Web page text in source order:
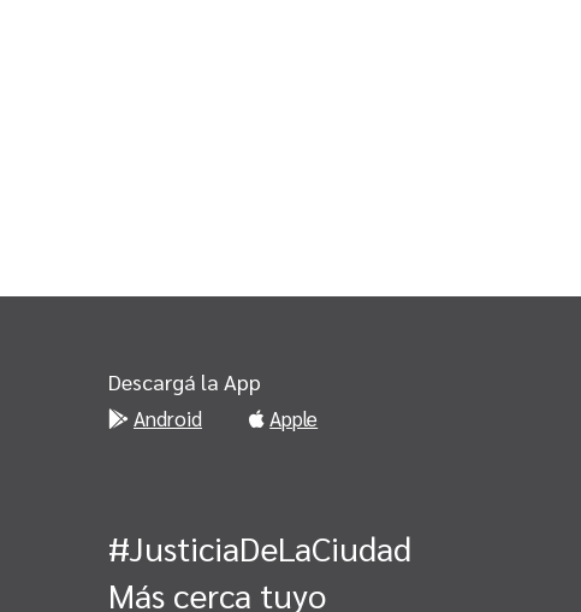
Descargá la App
Android Apple
#JusticiaDeLaCiudad
Más cerca tuyo